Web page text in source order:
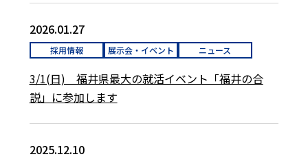
2026.01.27
採用情報 展示会・イベント ニュース
3/1(日) 福井県最大の就活イベント「福井の合
説」に参加します
2025.12.10